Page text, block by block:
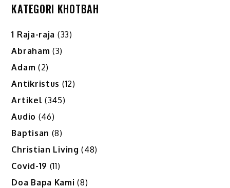
KATEGORI KHOTBAH
1 Raja-raja (33)
Abraham (3)
Adam (2)
Antikristus (12)
Artikel (345)
Audio (46)
Baptisan (8)
Christian Living (48)
Covid-19 (11)
Doa Bapa Kami (8)